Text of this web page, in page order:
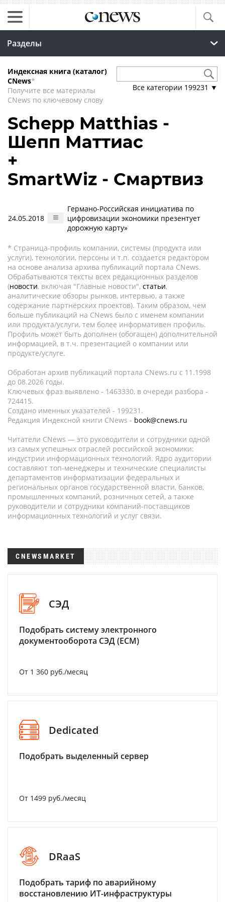
Разделы
Индексная книга (каталог)
CNews*
Получите все материалы
CNews по ключевому слову
Все категории 199231 ▼
Schepp Matthias -
Шепп Маттиас
+
SmartWiz - Смартвиз
24.05.2018
Германо-Российская инициатива по
цифровизации экономики презентует
дорожную карту»
* Страница-профиль компании, системы (продукта или
услуги), технологии, персоны и т.п. создается редактором
на основе анализа архива публикаций портала CNews.
Обрабатываются тексты всех редакционных разделов
(новости, включая "Главные новости", статьи,
аналитические обзоры рынков, интервью, а также
содержание партнёрских проектов). Таким образом, чем
больше публикаций на CNews было с именем компании
или продукта/услуги, тем более информативен профиль.
Профиль может быть дополнен (обогащен) дополнительной
информацией, в т.ч. презентацией о компании или
продукте/услуге.
Обработан архив публикаций портала CNews.ru c 11.1998
до 08.2026 годы.
Ключевых фраз выявлено - 1463330, в очереди разбора -
724415.
Создано именных указателей - 199231.
Редакция Индексной книги CNews - book@cnews.ru
Читатели CNews — это руководители и сотрудники одной
из самых успешных отраслей российской экономики:
индустрии информационных технологий. Ядро аудитории
составляют топ-менеджеры и технические специалисты
департаментов информатизации федеральных и
региональных органов государственной власти, банков,
промышленных компаний, розничных сетей, а также
руководители и сотрудники компаний-поставщиков
информационных технологий и услуг связи.
CNEWSMARKET
СЭД
Подобрать систему электронного
документооборота СЭД (ECM)
От 1 360 руб./месяц
Dedicated
Подобрать выделенный сервер
От 1499 руб./месяц
DRaaS
Подобрать тариф по аварийному
восстановлению ИТ-инфраструктуры